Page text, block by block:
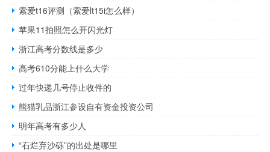
索爱t16评测（索爱lt15i怎么样）
苹果11拍照怎么开闪光灯
浙江高考分数线是多少
高考610分能上什么大学
过年快递几号停止收件的
熊猫乳品浙江参设自有资金投资公司
明年高考有多少人
“石烂弃沙砾”的出处是哪里